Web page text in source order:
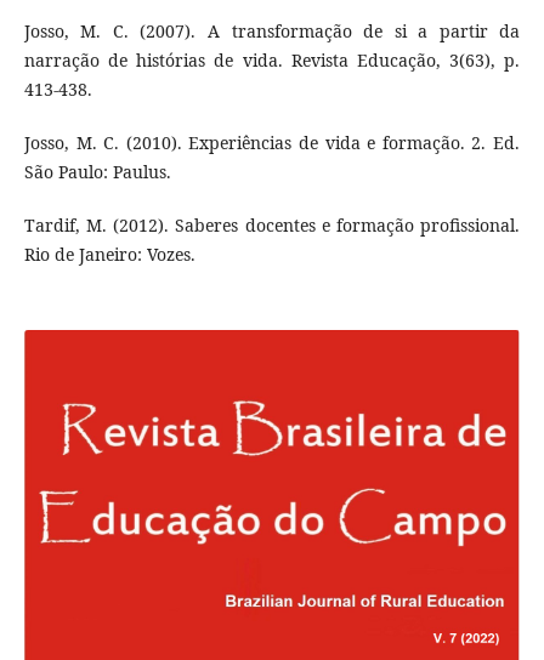
Josso, M. C. (2007). A transformação de si a partir da
narração de histórias de vida. Revista Educação, 3(63), p.
413-438.
Josso, M. C. (2010). Experiências de vida e formação. 2. Ed.
São Paulo: Paulus.
Tardif, M. (2012). Saberes docentes e formação profissional.
Rio de Janeiro: Vozes.